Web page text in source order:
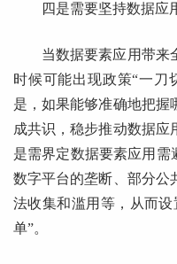
四是需要坚持数据应
当数据要素应用带来
时候可能出现政策“一刀
是，如果能够准确地把握
成共识，稳步推动数据应
是需界定数据要素应用需
数字平台的垄断、部分公
法收集和滥用等，从而
单”。